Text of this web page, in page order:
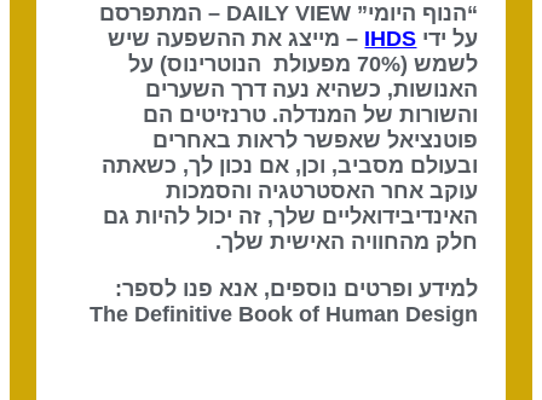
“הנוף היומי” DAILY VIEW – המתפרסם
על ידיIHDS – מייצג את ההשפעה שיש
לשמש (70% מפעולת הנוטרינוס) על
האנושות, כשהיא נעה דרך השערים
והשורות של המנדלה. טרנזיטים הם
פוטנציאל שאפשר לראות באחרים
ובעולם מסביב, וכן, אם נכון לך, כשאתה
עוקב אחר האסטרטגיה והסמכות
האינדיבידואליים שלך, זה יכול להיות גם
חלק מהחוויה האישית שלך.
למידע ופרטים נוספים, אנא פנו לספר:
The Definitive Book of Human Design